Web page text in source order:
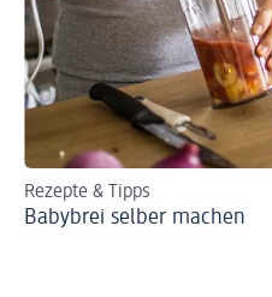
Rezepte & Tipps
Babybrei selber machen